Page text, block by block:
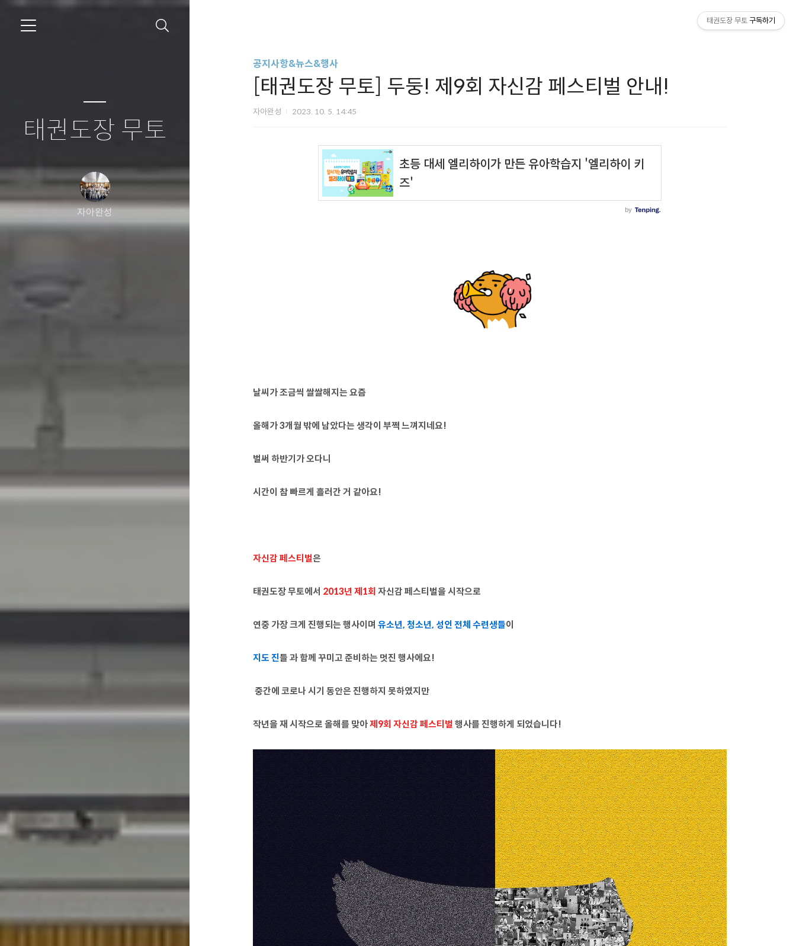
태권도장 무토
자아완성
공지사항&뉴스&행사
[태권도장 무토] 두둥! 제9회 자신감 페스티벌 안내!
자아완성 2023. 10. 5. 14:45
날씨가 조금씩 쌀쌀해지는 요즘
올해가 3개월 밖에 남았다는 생각이 부쩍 느껴지네요!
벌써 하반기가 오다니
시간이 참 빠르게 흘러간 거 같아요!
자신감 페스티벌은
태권도장 무토에서 2013년 제1회 자신감 페스티벌을 시작으로
연중 가장 크게 진행되는 행사이며 유소년, 청소년, 성인 전체 수련생들이
지도 진들 과 함께 꾸미고 준비하는 멋진 행사에요!
중간에 코로나 시기 동안은 진행하지 못하였지만
작년을 재 시작으로 올해를 맞아제9회 자신감 페스티벌 행사를 진행하게 되었습니다!
태권도장 무토 구독하기